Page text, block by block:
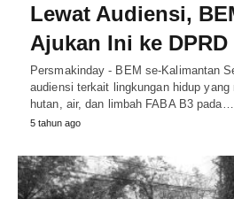
Lewat Audiensi,
Ajukan Ini ke DPRD
Persmakinday - BEM se-Kalimantan
audiensi terkait lingkungan hidup yang
hutan, air, dan limbah FABA B3 pada…
5 tahun ago